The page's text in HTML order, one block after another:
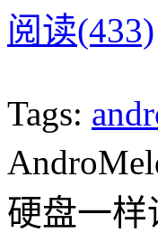
阅读(433)
Tags:
硬盘一样